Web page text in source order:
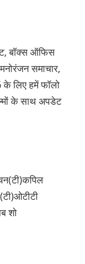
बॉक्स ऑफिस
समाचार,
लिए हमें फॉलो
के साथ अपडेट
शो